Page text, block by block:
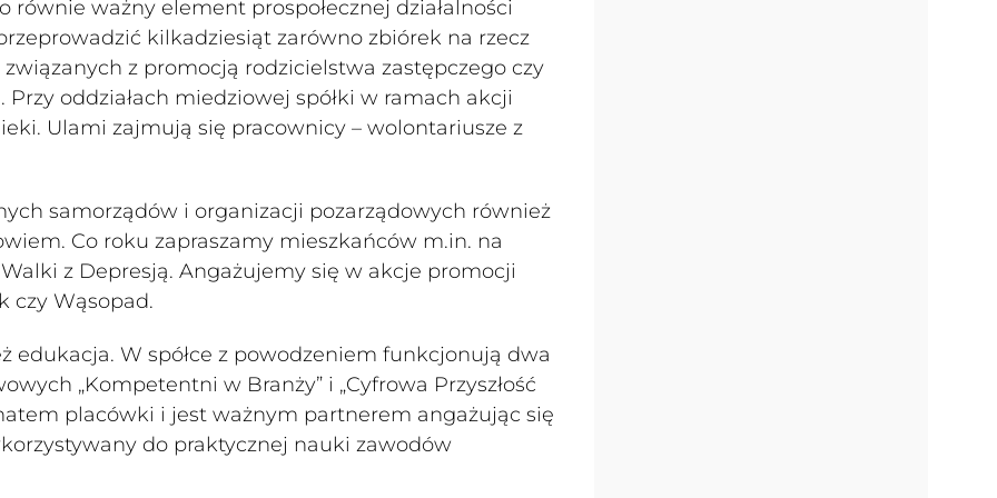
ważny element prospołecznej działalności
kilkadziesiąt zarówno zbiórek na rzecz
z promocją rodzicielstwa zastępczego czy
oddziałach miedziowej spółki w ramach akcji
Ulami zajmują się pracownicy – wolontariusze z
samorządów i organizacji pozarządowych również
Co roku zapraszamy mieszkańców m.in. na
z Depresją. Angażujemy się w akcje promocji
czy Wąsopad.
edukacja. W spółce z powodzeniem funkcjonują dwa
„Kompetentni w Branży” i „Cyfrowa Przyszłość
placówki i jest ważnym partnerem angażując się
do praktycznej nauki zawodów